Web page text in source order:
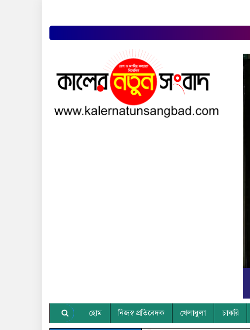
হোম নিজস্ব প্রতিবেদক খেলাধুলা চাকরি